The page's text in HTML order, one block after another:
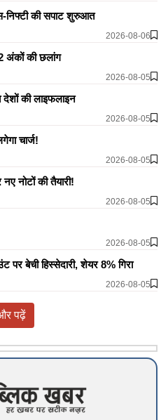
निफ्टी की सपाट शुरुआत
2026-08-06
अंकों की छलांग
2026-08-05
देशों की लाइफलाइन
2026-08-05
चार्ज!
2026-08-05
नोटों की तैयारी!
2026-08-05
2026-08-05
बेची हिस्सेदारी, शेयर 8% गिरा
2026-08-05
पढ़ें